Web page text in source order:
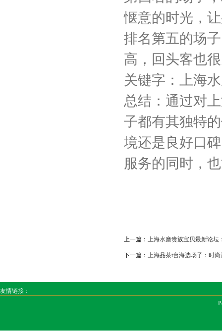
惬意的时光，
排名第五的场
高，回头客也
关键字：上海
总结：通过对
子都有其独特
境还是良好口
服务的同时，
上一篇： 上海水磨贵族宝贝最新论坛
下一篇： 上海品茶t台海选场子：时
友情链接：